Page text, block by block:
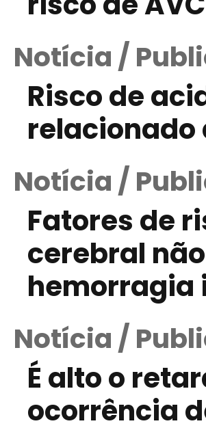
Notícia /
Risco de
relacionado
Notícia /
Fatores de
cerebral
Notícia /
É alto o
ocorrência